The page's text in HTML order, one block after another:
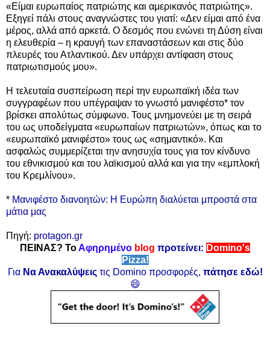
«Είμαι ευρωπαίος πατριώτης και αμερικανός πατριώτης».
Εξηγεί πάλι στους αναγνώστες του γιατί: «Δεν είμαι από ένα
μέρος, αλλά από αρκετά. Ο δεσμός που ενώνει τη Δύση είναι
η ελευθερία – η κραυγή των επαναστάσεων και στις δύο
πλευρές του Ατλαντικού. Δεν υπάρχει αντίφαση στους
πατριωτισμούς μου».
Η τελευταία συσπείρωση περί την ευρωπαϊκή ιδέα των
συγγραφέων που υπέγραψαν το γνωστό μανιφέστο* τον
βρίσκει απολύτως σύμφωνο. Τους μνημονεύει με τη σειρά
του ως υποδείγματα «ευρωπαίων πατριωτών», όπως και το
«ευρωπαϊκό μανιφέστο» τους ως «σημαντικό». Και
ασφαλώς συμμερίζεται την ανησυχία τους για τον κίνδυνο
του εθνικισμού και του λαϊκισμού αλλά και για την «εμπλοκή
του Κρεμλίνου».
* Mανιφέστο διανοητών: Η Ευρώπη διαλύεται μπροστά στα
μάτια μας
Πηγή: protagon.gr
ΠΕΙΝΑΣ? ΤοΑφηρημένο blog προτείνει: Domino's
Pizza!
Για Να Ανακαλύψειςτις Domino προσφορές, πάτησε εδώ!
😄